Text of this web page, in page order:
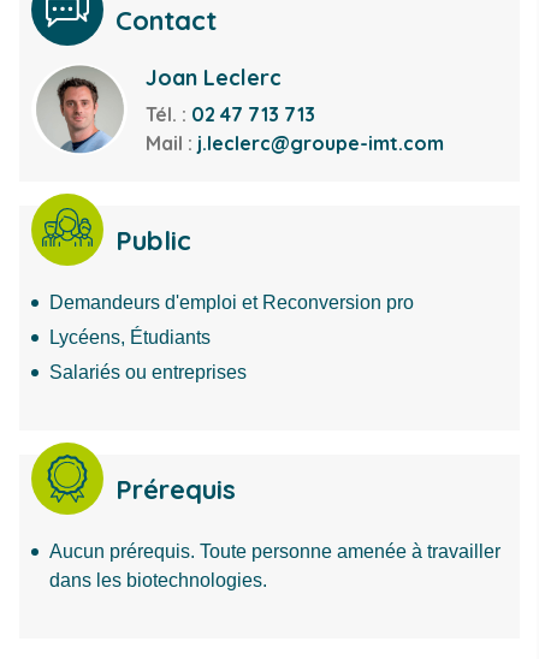
Contact
Joan Leclerc
Tél. : 02 47 713 713
Mail : j.leclerc@groupe-imt.com
Public
Demandeurs d'emploi et Reconversion pro
Lycéens, Étudiants
Salariés ou entreprises
Prérequis
Aucun prérequis. Toute personne amenée à travailler
dans les biotechnologies.